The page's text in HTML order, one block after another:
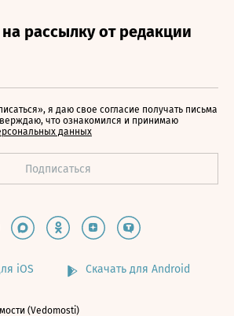
я даю свое согласие получать письма
что ознакомился и принимаю
данных
iOS Скачать для Android
(Vedomosti)